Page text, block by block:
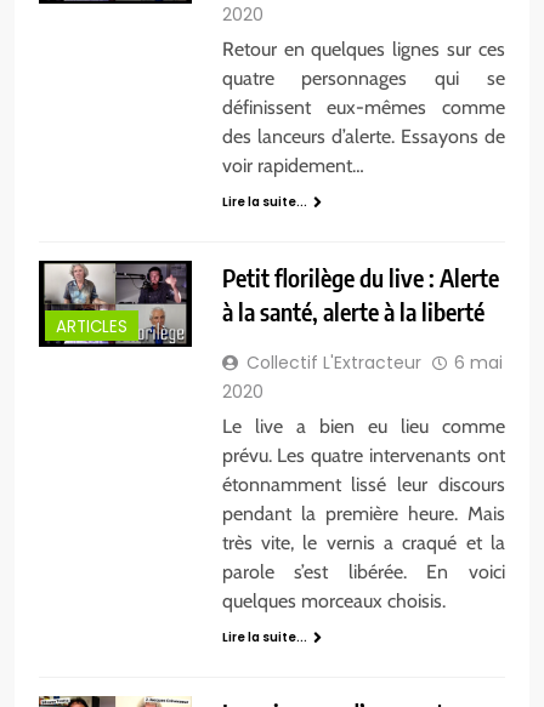
2020
Retour en quelques lignes sur ces
quatre personnages qui se
définissent eux-mêmes comme
des lanceurs d’alerte. Essayons de
voir rapidement…
Lire la suite...
ARTICLES
Petit florilège du live : Alerte
à la santé, alerte à la liberté
Collectif L'Extracteur
6 mai
2020
Le live a bien eu lieu comme
prévu. Les quatre intervenants ont
étonnamment lissé leur discours
pendant la première heure. Mais
très vite, le vernis a craqué et la
parole s’est libérée. En voici
quelques morceaux choisis.
Lire la suite...